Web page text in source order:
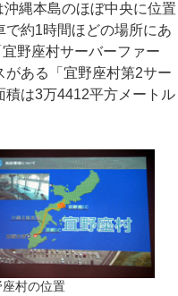
縄本島のほぼ中央に位置
で約1時間ほどの場所にあ
野座村サーバーファー
がある「宜野座村第2サー
は3万4412平方メートル
座村の位置